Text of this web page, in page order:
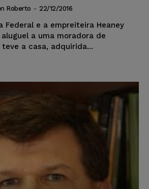
Roberto - 22/12/2016
Federal e a empreiteira Heaney
a uma moradora de
a casa, adquirida...